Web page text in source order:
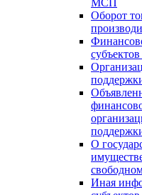
Оборот
О
Иная